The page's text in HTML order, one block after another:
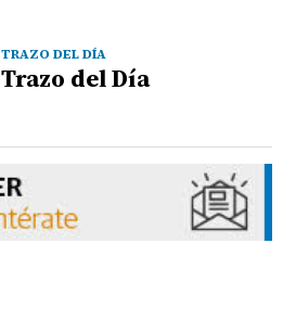
TRAZO DEL DÍA
Trazo del Día